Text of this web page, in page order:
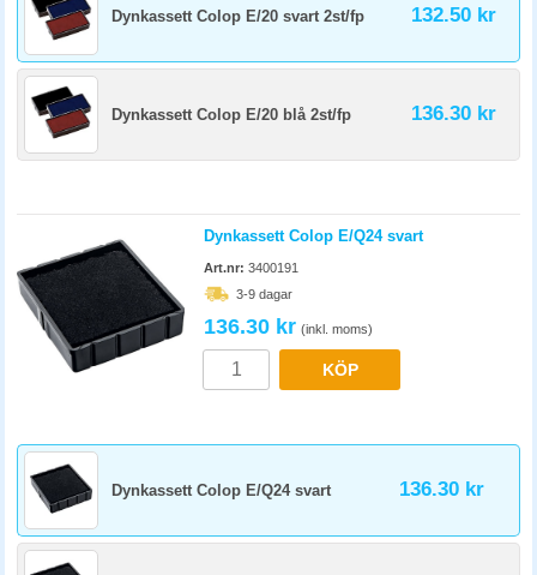
Dynkassett Colop E/20 svart 2st/fp 132.50 kr
Dynkassett Colop E/20 blå 2st/fp 136.30 kr
Dynkassett Colop E/Q24 svart
Art.nr: 3400191
3-9 dagar
136.30 kr (inkl. moms)
KÖP
Dynkassett Colop E/Q24 svart 136.30 kr